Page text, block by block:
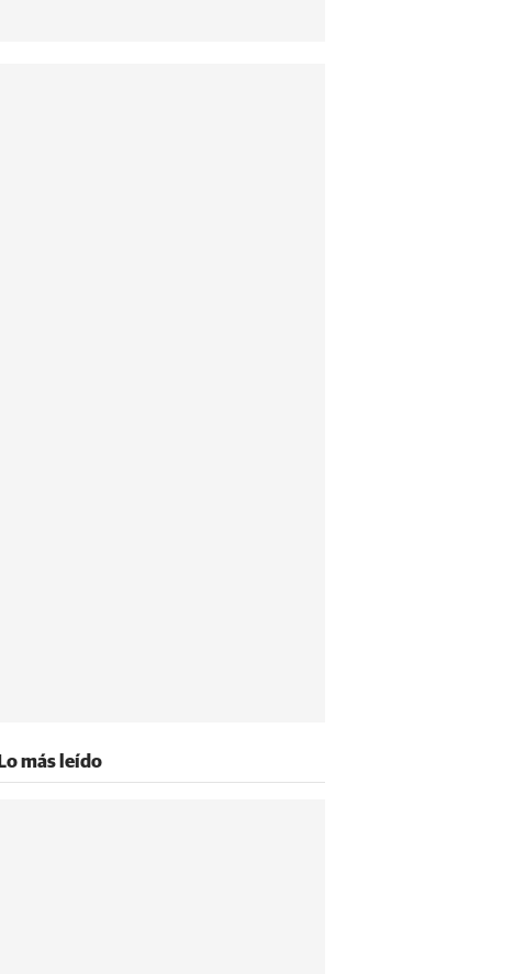
Lo más leído